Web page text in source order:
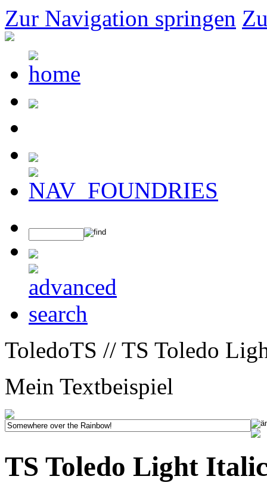
Zur Navigation springen
ToledoTS // TS Toledo
Mein Textbeispiel
TS Toledo Light